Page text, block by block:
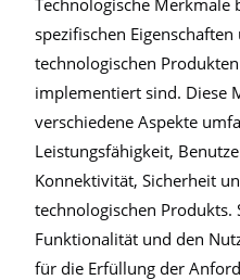
spezifischen
technologischen
implementiert sind. Diese
verschiedene Aspekte
Leistungsfähigkeit,
Konnektivität, Sicherheit
technologischen Produkts.
Funktionalität und den
für die Erfüllung der